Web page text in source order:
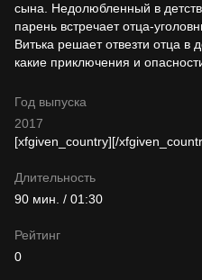
сына. Недолюбленный в
парень встречает отца-
Витька решает отвезти отца в
какие приключения и
Год выпуска
2017
Длительность
90 мин. / 01:30
[xfgiven_country][/
Рейтинг
0